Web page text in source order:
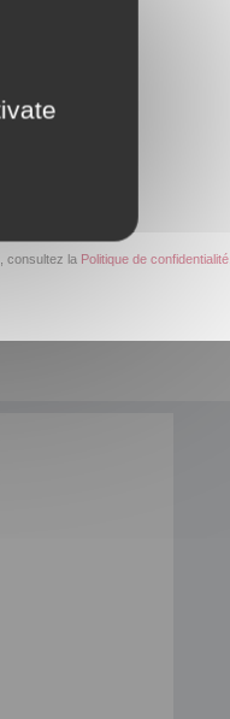
consultez la Politique de confidentialité